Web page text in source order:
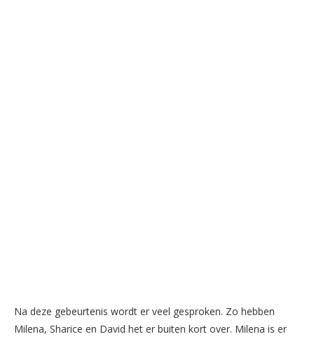
Na deze gebeurtenis wordt er veel gesproken. Zo hebben
Milena, Sharice en David het er buiten kort over. Milena is er